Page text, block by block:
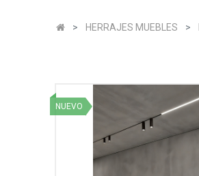
HERRAJES MUEBLES
NUEVO